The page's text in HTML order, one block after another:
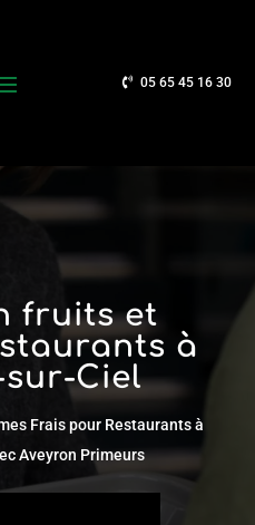
05 65 45 16 30
fruits et
à
Ciel
Frais pour Restaurants à
Aveyron Primeurs